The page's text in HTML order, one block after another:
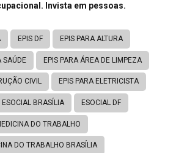
Invista em pessoas.
EPIS DF EPIS PARA ALTURA
SAÚDE EPIS PARA ÁREA DE LIMPEZA
CIVIL EPIS PARA ELETRICISTA
ESOCIAL BRASÍLIA ESOCIAL DF
DO TRABALHO
DO TRABALHO BRASÍLIA